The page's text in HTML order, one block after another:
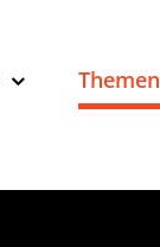
Themen